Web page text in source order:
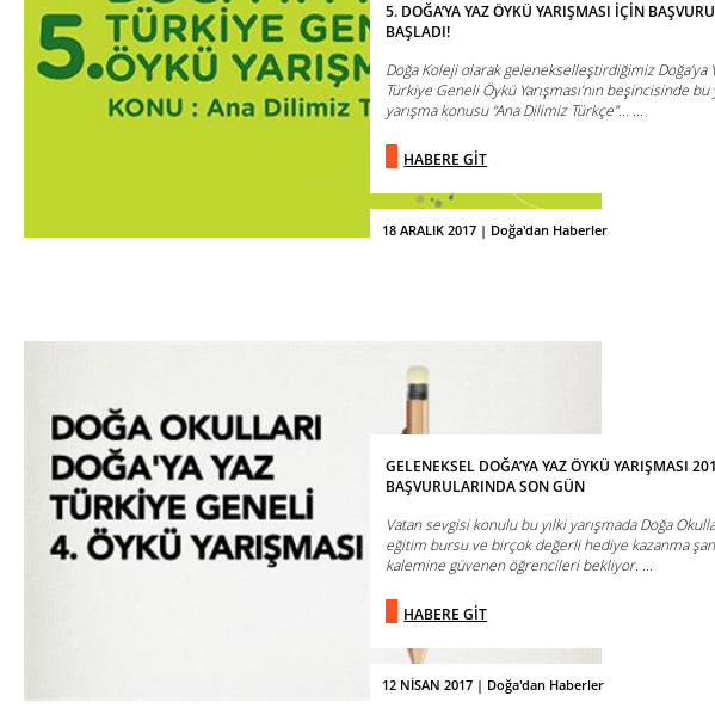
18 ARALIK 2017 | Doğa'dan Haberler
5. DOĞA’YA YAZ ÖYKÜ YARIŞMASI İÇİN
BAŞLADI!
Doğa Koleji olarak gelenekselleştirdiğimiz Doğa’ya
Türkiye Geneli Öykü Yarışması’nın beşincisinde bu
yarışma konusu “Ana Dilimiz Türkçe”... ...
HABERE GİT
12 NİSAN 2017 | Doğa'dan Haberler
GELENEKSEL DOĞA’YA YAZ ÖYKÜ YARIŞMASI
BAŞVURULARINDA SON GÜN
Vatan sevgisi konulu bu yılki yarışmada Doğa
eğitim bursu ve birçok değerli hediye kazanma
kalemine güvenen öğrencileri bekliyor. ...
HABERE GİT